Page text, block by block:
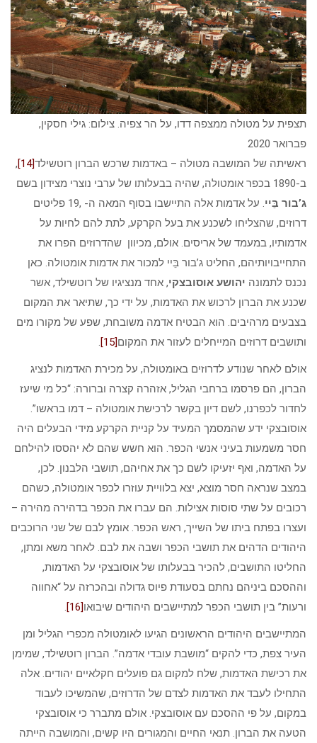
תצפית על מטולה ממצפה דדו, על הר צפיה. צילום: גילי חסקין,
פברואר 2020
ראשיתה של המושבה מטולה – באדמות שרכש הברון רוטשילד[14]
,
ב-1890 בכפר אומטולה, שהיה בבעלותו של ערבי נוצרי מצידון בשם
ג’בור בֵּיי
. על אדמות אלה התיישבו בסוף המאה ה- ,19 פליטים
דרוזים, שהצליחו לשכנע את בעל הקרקע, לתת להם לחיות על
אדמותיו, במעמד של אריסים. אולם, מכיוון שהדרוזים הפרו את
התחייבויותיהם, החליט ג’בור בֵּיי למכור את אדמות אומטולה. כאן
נכנס לתמונה יהושע אוסובצקי, אחד מנציגיו של רוטשילד, אשר
שכנע את הברון לרכוש את האדמות, על ידי כך, שתיאר את המקום
בצבעים מרהיבים. הוא הבטיח אדמה משובחת, שפע של מקורו מים
ותושבים דרוזים המייחלים לעזור את המקום[15]
.
אולם לאחר שנודע לדרוזים באומטולה, על מכירת האדמות לנציג
הברון, הם פרסמו ברחבי הגליל, אזהרה קצרה וברורה: “כל מי שיעז
לחדור לכפרנו, לשם דיון בקשר לרכישת אומטולה – דמו בראשו”.
אוסובצקי ידע שהמסמך המעיד על קניית הקרקע מידי הבעלים היה
חסר משמעות בעיני אנשי הכפר. הוא חשש שהם לא יהססו להילחם
על האדמה, ואף יזעיקו לשם כך את אחיהם, תושבי הלבנון. לכן,
במצב שנראה חסר מוצא, יצא בלוויית עוזרו לכפר אומטולה, כשהם
רכובים על שתי סוסות אצילות. הם עברו את הכפר בדהירה מהירה –
ועצרו בפתח ביתו של השייך, ראש הכפר. אומץ לבם של שני הרוכבים
היהודים הדהים את תושבי הכפר ושבה את לבם. לאחר משא ומתן,
החליטו התושבים, להכיר בבעלותו של אוסובצקי על האדמות,
וההסכם ביניהם נחתם בסעודת פיוס גדולה ובהכרזה על “אחווה
ורעות” בין תושבי הכפר למתיישבים היהודים שיבואו[16]
.
המתיישבים היהודים הראשונים הגיעו לאומטולה מכפרי הגליל ומן
העיר צפת, כדי להקים “מושבת עובדי אדמה”. הברון רוטשילד, שמימן
את רכישת האדמות, שלח למקום גם פועלים חקלאיים יהודים. אלה
התחילו לעבד את האדמות לצדם של הדרוזים, שהמשיכו לעבוד
במקום, על פי ההסכם עם אוסובצקי. אולם מתברר כי אוסובצקי
הטעה את הברון. תנאי החיים והמגורים היו קשים, והמושבה הייתה